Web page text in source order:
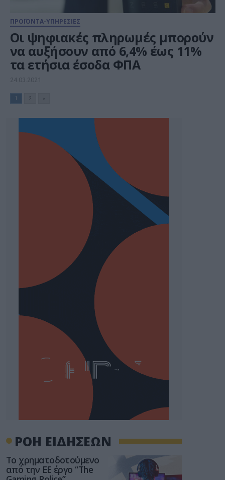
ΠΡΟΪΟΝΤΑ-ΥΠΗΡΕΣΙΕΣ
Οι ψηφιακές πληρωμές μπορούν
να αυξήσουν από 6,4% έως 11%
τα ετήσια έσοδα ΦΠΑ
24.03.2021
1 2
ΡΟΗ ΕΙΔΗΣΕΩΝ
Το χρηματοδοτούμενο
από την ΕΕ έργο “The